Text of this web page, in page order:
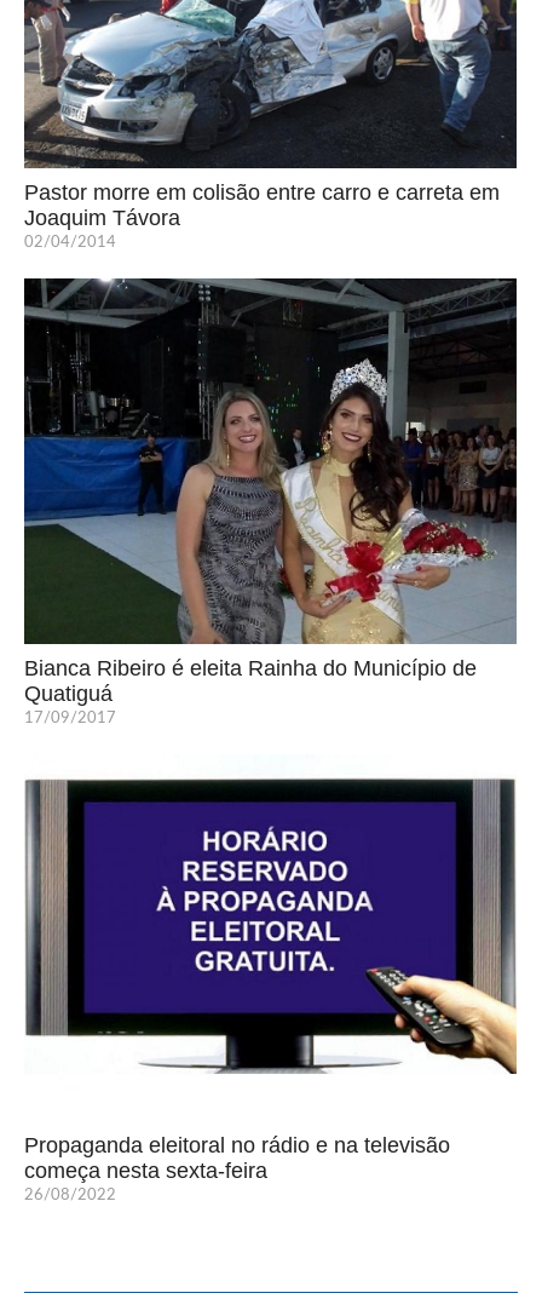
Pastor morre em colisão entre carro e carreta em
Joaquim Távora
02/04/2014
Bianca Ribeiro é eleita Rainha do Município de
Quatiguá
17/09/2017
Propaganda eleitoral no rádio e na televisão
começa nesta sexta-feira
26/08/2022